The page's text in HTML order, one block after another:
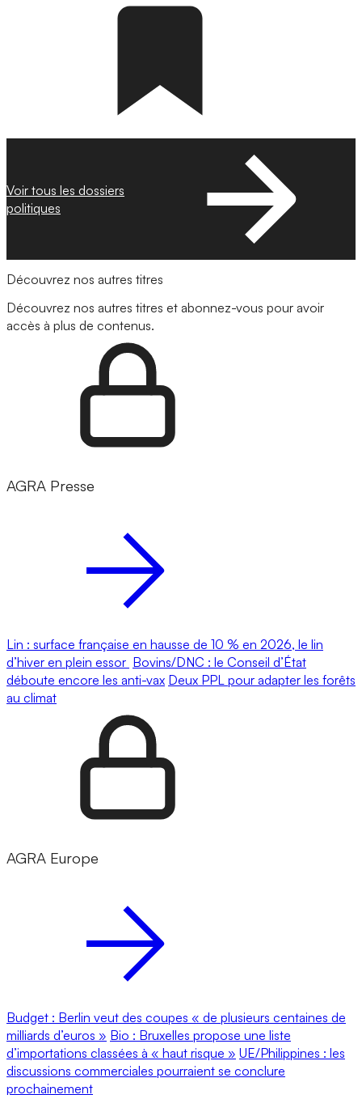
Voir tous les dossiers
politiques
Découvrez nos autres titres
Découvrez nos autres titres et abonnez-vous pour avoir
accès à plus de contenus.
AGRA Presse
Lin : surface française en hausse de 10 % en 2026, le lin
d’hiver en plein essor Bovins/DNC : le Conseil d’État
déboute encore les anti-vax Deux PPL pour adapter les forêts
au climat
AGRA Europe
Budget : Berlin veut des coupes « de plusieurs centaines de
milliards d’euros » Bio : Bruxelles propose une liste
d’importations classées à « haut risque » UE/Philippines : les
discussions commerciales pourraient se conclure
prochainement